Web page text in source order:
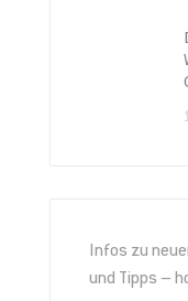
Infos zu
und Tipps –